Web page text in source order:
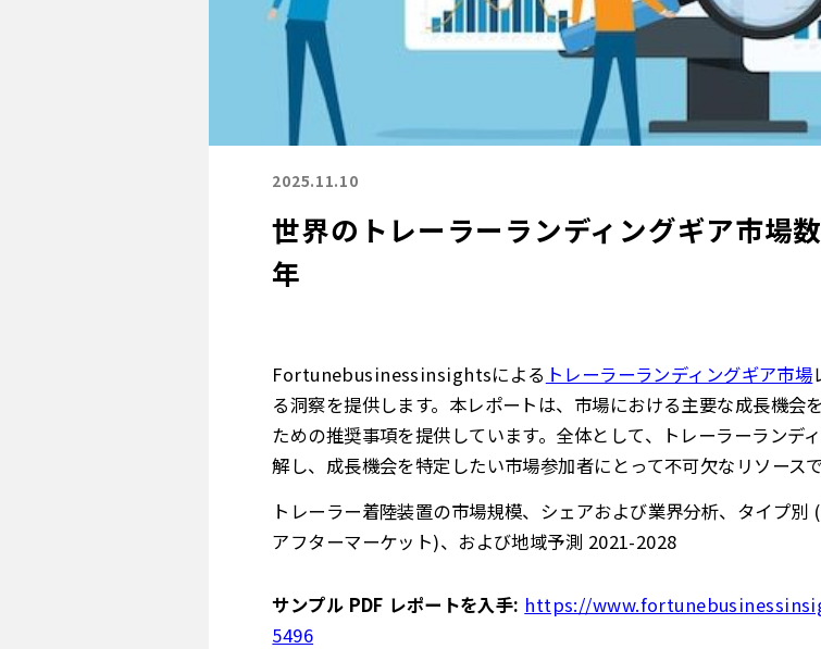
2025.11.10
世界のトレーラーランディングギア市場
年
Fortunebusinessinsightsによる トレーラーランディングギア市場
る洞察を提供します。本レポートは、市場における主要な成長機会
ための推奨事項を提供しています。全体として、トレーラーランデ
解し、成長機会を特定したい市場参加者にとって不可欠なリソースで
トレーラー着陸装置の市場規模、シェアおよび業界分析、タイプ別
アフターマーケット)、および地域予測 2021-2028
サンプル PDF レポートを入手: https://
5496